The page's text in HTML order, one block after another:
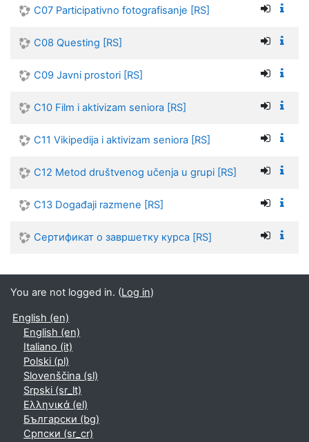
C07 Participativno fotografisanje [RS]
C08 Questing [RS]
C09 Javni prostori [RS]
C10 Film i aktivizam seniora [RS]
C11 Vikipedija i aktivizam seniora [RS]
C12 Metod društvenog učenja u grupi [RS]
C13 Događaji razmene [RS]
Сертификат о завршетку курса [RS]
You are not logged in. (Log in)
English ‎(en)‎
English ‎(en)‎
Italiano ‎(it)‎
Polski ‎(pl)‎
Slovenščina ‎(sl)‎
Srpski ‎(sr_lt)‎
Ελληνικά ‎(el)‎
Български ‎(bg)‎
Српски ‎(sr_cr)‎